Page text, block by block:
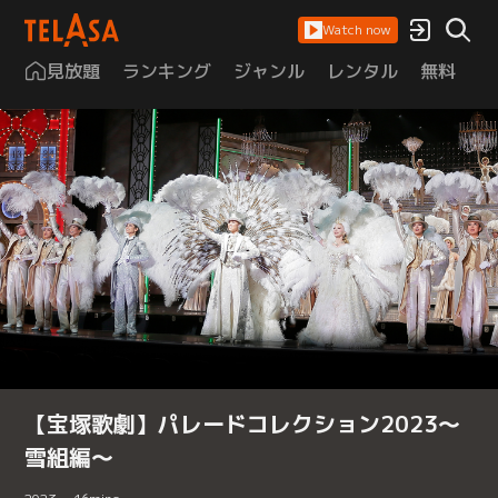
Watch now
見放題 ランキング ジャンル レンタル 無料
【宝塚歌劇】パレードコレクション2023～
雪組編～